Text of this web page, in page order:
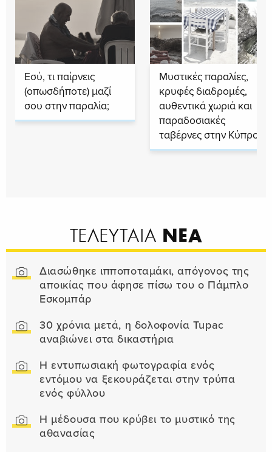
Εσύ, τι παίρνεις
(οπωσδήποτε) μαζί
σου στην παραλία;
Μυστικές παραλίες,
κρυφές διαδρομές,
αυθεντικά χωριά και
παραδοσιακές
ταβέρνες στην Κύπρο
ΤΕΛΕΥΤΑΙΑ ΝΕΑ
Διασώθηκε ιπποποταμάκι, απόγονος της
αποικίας που άφησε πίσω του ο Πάμπλο
Εσκομπάρ
30 χρόνια μετά, η δολοφονία Tupac
αναβιώνει στα δικαστήρια
Η εντυπωσιακή φωτογραφία ενός
εντόμου να ξεκουράζεται στην τρύπα
ενός φύλλου
Η μέδουσα που κρύβει το μυστικό της
αθανασίας